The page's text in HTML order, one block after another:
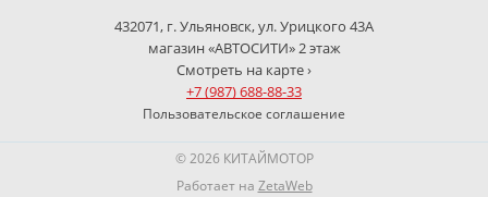
432071, г. Ульяновск, ул. Урицкого 43А
магазин «АВТОСИТИ» 2 этаж
Смотреть на карте ›
+7 (987) 688-88-33
Пользовательское соглашение
© 2026 КИТАЙМОТОР
Работает на ZetaWeb